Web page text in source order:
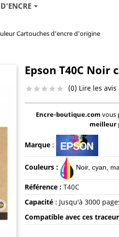
Cartouches d'encre d'origine
Epson T40C
     (0) Lire les avis
Encre-boutique.com vous
meilleur
Marque:
Couleurs : Noir, cyan,
Référence : T40C
Capacité: Jusqu'à 3000
Compatible avec ces